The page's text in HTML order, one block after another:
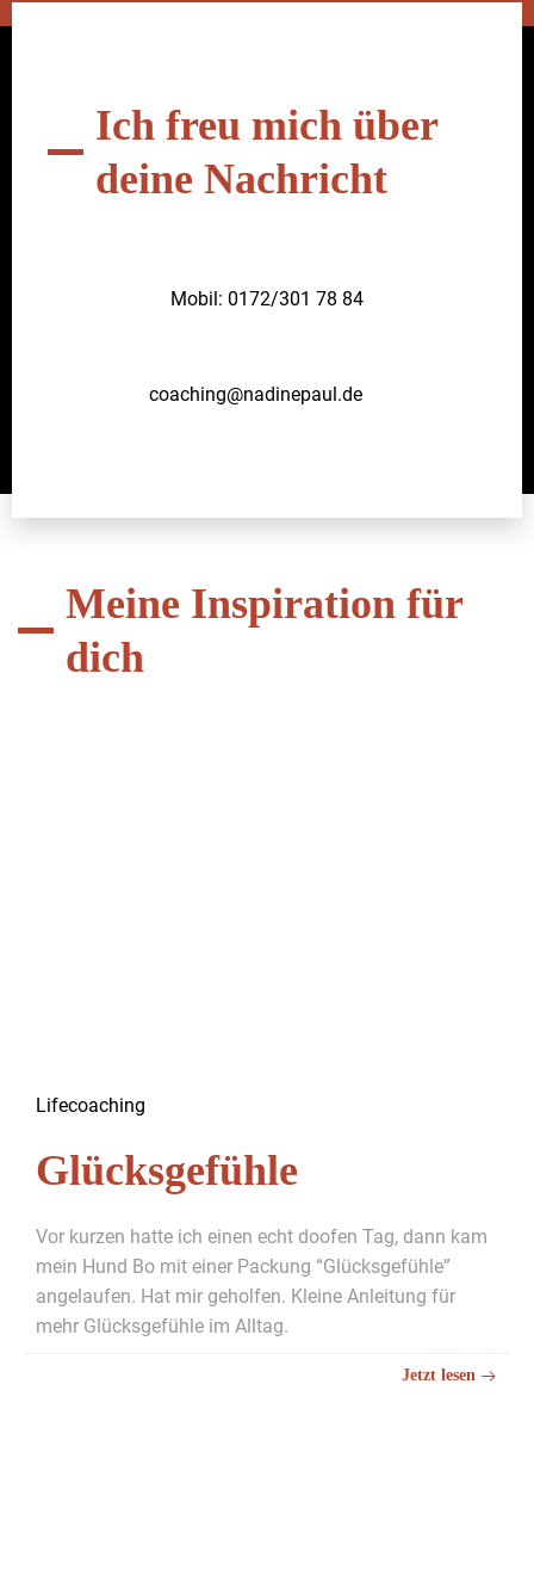
Ich freu mich über
deine Nachricht
Mobil: 0172/301 78 84
coaching@nadinepaul.de
Meine Inspiration für
dich
Life­coach­ing
Glücksgefühle
Vor kurzen hat­te ich einen echt doofen Tag, dann kam
mein Hund Bo mit ein­er Pack­ung “Glücks­ge­füh­le”
ange­laufen. Hat mir geholfen. Kleine Anleitung für
mehr Glücks­ge­füh­le im All­t­ag.
Jet­zt lesen